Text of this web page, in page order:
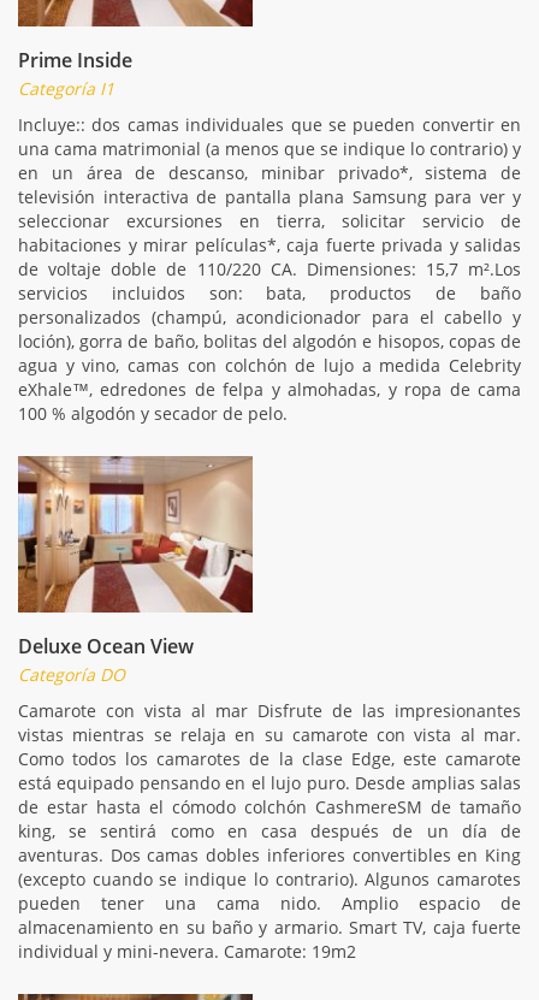
Prime Inside
Categoría I1
Incluye:: dos camas individuales que se pueden convertir en
una cama matrimonial (a menos que se indique lo contrario) y
en un área de descanso, minibar privado*, sistema de
televisión interactiva de pantalla plana Samsung para ver y
seleccionar excursiones en tierra, solicitar servicio de
habitaciones y mirar películas*, caja fuerte privada y salidas
de voltaje doble de 110/220 CA. Dimensiones: 15,7 m².Los
servicios incluidos son: bata, productos de baño
personalizados (champú, acondicionador para el cabello y
loción), gorra de baño, bolitas del algodón e hisopos, copas de
agua y vino, camas con colchón de lujo a medida Celebrity
eXhale™, edredones de felpa y almohadas, y ropa de cama
100 % algodón y secador de pelo.
Deluxe Ocean View
Categoría DO
Camarote con vista al mar Disfrute de las impresionantes
vistas mientras se relaja en su camarote con vista al mar.
Como todos los camarotes de la clase Edge, este camarote
está equipado pensando en el lujo puro. Desde amplias salas
de estar hasta el cómodo colchón CashmereSM de tamaño
king, se sentirá como en casa después de un día de
aventuras. Dos camas dobles inferiores convertibles en King
(excepto cuando se indique lo contrario). Algunos camarotes
pueden tener una cama nido. Amplio espacio de
almacenamiento en su baño y armario. Smart TV, caja fuerte
individual y mini-nevera. Camarote: 19m2